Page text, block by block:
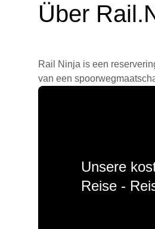
Über
Rail Ninja is een
van een
Unsere
Reise -